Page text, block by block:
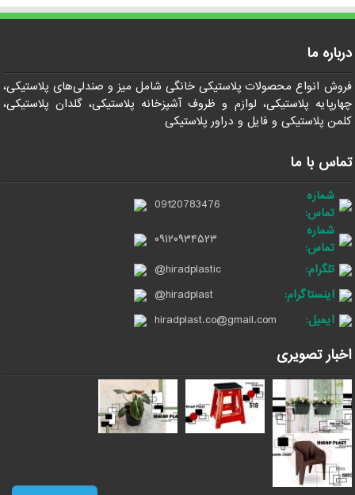
درباره ما
فروش انواع محصولات پلاستیکی خانگی شامل میز و صندلی‌های پلاستیکی،
چهارپایه پلاستیکی، لوازم و ظروف آشپزخانه پلاستیکی، گلدان پلاستیکی،
کلمن پلاستیکی و فایل و دراور پلاستیکی
تماس با ما
شماره
تماس:
09120783476
شماره
تماس:
۰۹۱۲۰۹۳۴۵۲۳
تلگرام:
@hiradplastic
اینستاگرام:
@hiradplast
ایمیل:
hiradplast.co@gmail.com
اخبار تصویری